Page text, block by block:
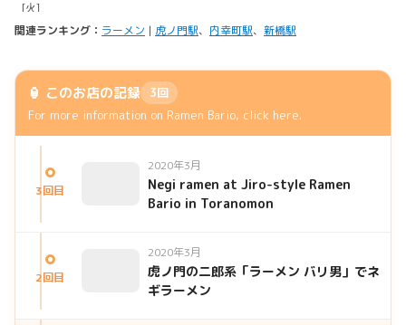
関連ランキング： ラーメン | 虎ノ門駅、 内幸町駅、 新橋駅
🏮 このお店の記録
3回
For more information on Ramen Bario, click here.
3回目
2020年3月
Negi ramen at Jiro-style Ramen
Bario in Toranomon
2回目
2020年3月
虎ノ門の二郎系「ラーメン バリ男」でネ
ギラーメン